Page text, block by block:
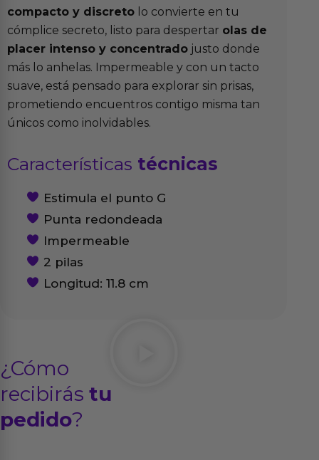
compacto y discreto lo convierte en tu
cómplice secreto, listo para despertar olas de
placer intenso y concentrado justo donde
más lo anhelas. Impermeable y con un tacto
suave, está pensado para explorar sin prisas,
prometiendo encuentros contigo misma tan
únicos como inolvidables.
Características técnicas
Estimula el punto G
Punta redondeada
Impermeable
2 pilas
Longitud: 11.8 cm
¿Cómo
recibirás tu
pedido?